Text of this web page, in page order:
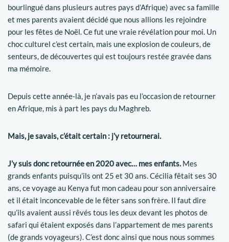
bourlingué dans plusieurs autres pays d’Afrique) avec sa famille
et mes parents avaient décidé que nous allions les rejoindre
pour les fêtes de Noël. Ce fut une vraie révélation pour moi. Un
choc culturel c’est certain, mais une explosion de couleurs, de
senteurs, de découvertes qui est toujours restée gravée dans
ma mémoire.
Depuis cette année-là, je n’avais pas eu l’occasion de retourner
en Afrique, mis à part les pays du Maghreb.
Mais, je savais, c’était certain : j’y retournerai.
J’y suis donc retournée en 2020 avec… mes enfants. Mes
grands enfants puisqu’ils ont 25 et 30 ans. Cécilia fêtait ses 30
ans, ce voyage au Kenya fut mon cadeau pour son anniversaire
et il était inconcevable de le fêter sans son frère. Il faut dire
qu’ils avaient aussi rêvés tous les deux devant les photos de
safari qui étaient exposés dans l’appartement de mes parents
(de grands voyageurs). C’est donc ainsi que nous nous sommes